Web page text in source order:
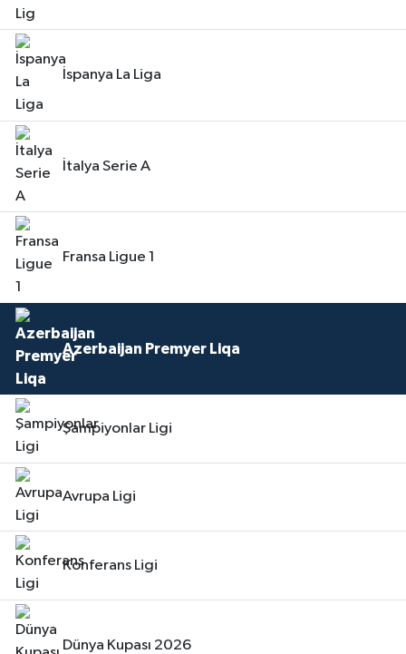
İspanya La Liga
İtalya Serie A
Fransa Ligue 1
Azerbaijan Premyer Liqa
Şampiyonlar Ligi
Avrupa Ligi
Konferans Ligi
Dünya Kupası 2026